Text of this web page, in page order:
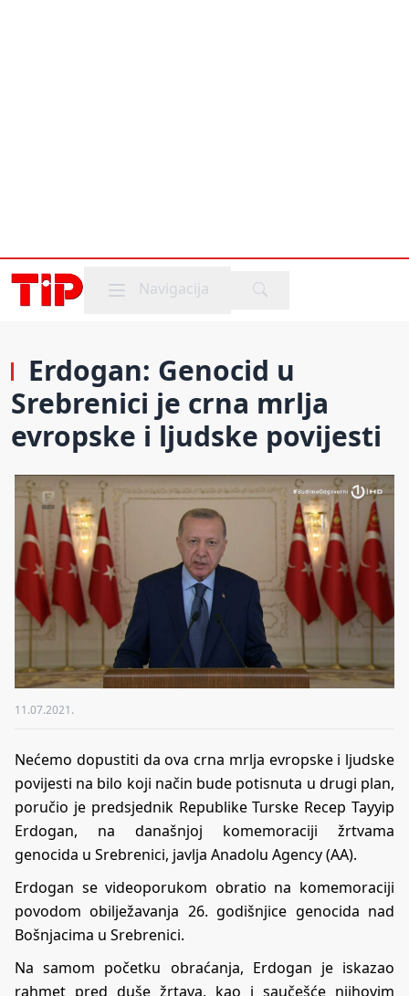
Mobile menu
Navigacija
Erdogan: Genocid u
Srebrenici je crna mrlja
evropske i ljudske povijesti
11.07.2021.
Nećemo dopustiti da ova crna mrlja evropske i ljudske
povijesti na bilo koji način bude potisnuta u drugi plan,
poručio je predsjednik Republike Turske Recep Tayyip
Erdogan, na današnjoj komemoraciji žrtvama
genocida u Srebrenici, javlja Anadolu Agency (AA).
Erdogan se videoporukom obratio na komemoraciji
povodom obilježavanja 26. godišnjice genocida nad
Bošnjacima u Srebrenici.
Na samom početku obraćanja, Erdogan je iskazao
rahmet pred duše žrtava, kao i saučešće njihovim